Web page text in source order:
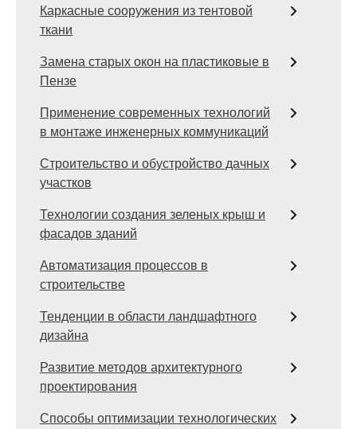
Каркасные сооружения из тентовой
ткани
Замена старых окон на пластиковые в
Пензе
Применение современных технологий
в монтаже инженерных коммуникаций
Строительство и обустройство дачных
участков
Технологии создания зеленых крыш и
фасадов зданий
Автоматизация процессов в
строительстве
Тенденции в области ландшафтного
дизайна
Развитие методов архитектурного
проектирования
Способы оптимизации технологических